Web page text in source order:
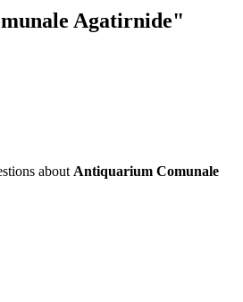
Agatirnide"
about Antiquarium Comunale